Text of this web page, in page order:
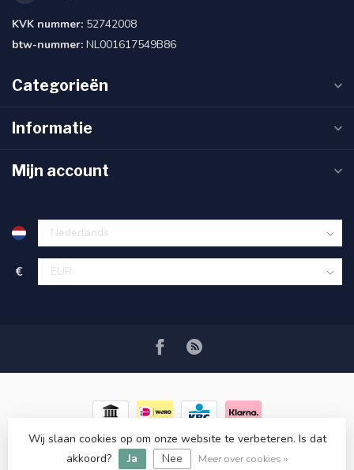
KVK nummer: 52742008
btw-nummer: NL001617549B86
Categorieën
Informatie
Mijn account
€
© Copyright 2026 RC COSMETICS- Powered byLightspeed-
Lightspeed design
Dyvelopment
Wij slaan cookies op om onze website te verbeteren. Is dat
akkoord?
Ja Nee Meer over cookies »